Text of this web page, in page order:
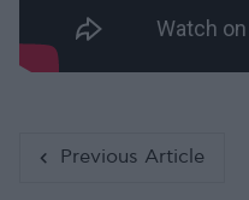
Previous Article